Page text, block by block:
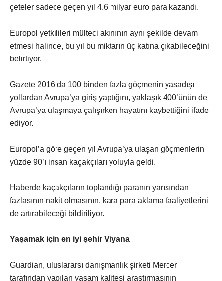
çeteler sadece geçen yıl 4.6 milyar euro para kazandı.
Europol yetkilileri mülteci akınının aynı şekilde devam
etmesi halinde, bu yıl bu miktarın üç katına çıkabileceğini
belirtiyor.
Gazete 2016’da 100 binden fazla göçmenin yasadışı
yollardan Avrupa’ya giriş yaptığını, yaklaşık 400’ünün de
Avrupa’ya ulaşmaya çalışırken hayatını kaybettiğini ifade
ediyor.
Europol’a göre geçen yıl Avrupa’ya ulaşan göçmenlerin
yüzde 90’ı insan kaçakçıları yoluyla geldi.
Haberde kaçakçıların toplandığı paranın yarısından
fazlasının nakit olmasının, kara para aklama faaliyetlerini
de artırabileceği bildiriliyor.
Yaşamak için en iyi şehir Viyana
Guardian, uluslararsı danışmanlık şirketi Mercer
tarafından yapılan yaşam kalitesi araştırmasının